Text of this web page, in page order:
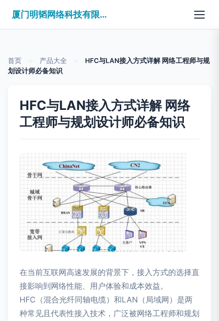
厦门明韬网络科技有限公司
首页 产品大全
HFC与LAN接入方式详解 网络工程师与规
划设计师必备知识
HFC与LAN接入方式详解 网络
工程师与规划设计师必备知识
在当前互联网高速发展的背景下，接入方式的选择直
接影响到网络性能、用户体验和成本效益。
HFC（混合光纤同轴电缆）和LAN（局域网）是两
种常见且代表性接入技术，广泛被网络工程师和规划